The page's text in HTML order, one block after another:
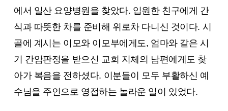
에서 일산 요양병원을 찾았다. 입원한 친구에게 간
식과 따뜻한 차를 준비해 위로차 다니신 것이다. 시
골에 계시는 이모와 이모부에게도, 엄마와 같은 시
기 간암판정을 받으신 교회 지체의 남편에게도 찾
아가 복음을 전하셨다. 이분들이 모두 부활하신 예
수님을 주인으로 영접하는 놀라운 일이 있었다.